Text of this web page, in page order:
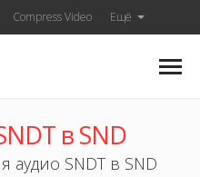
Compress Video Ещё
в SND
аудио SNDT в SND